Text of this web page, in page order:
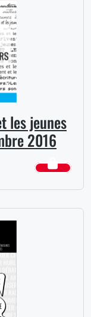
les jeunes
2016